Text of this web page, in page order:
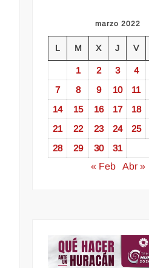
marzo 2022
L M X J V
1 2 3 4
7
8 9 10 11
14
15 16 17 18
21
22 23 24 25
28
29 30
31
« Feb
Abr »